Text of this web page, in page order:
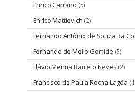
Enrico Carrano (5)
Enrico Mattievich (2)
Fernando Antônio de Souza da
Fernando de Mello Gomide (5)
Flávio Menna Barreto Neves (2)
Francisco de Paula Rocha Lagôa